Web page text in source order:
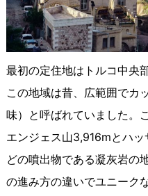
最初の定住地はトルコ中央
この地域は昔、広範囲でカ
味）と呼ばれていました。
エンジェス山3,916mとハッ
どの噴出物である凝灰岩の
の進み方の違いでユニーク